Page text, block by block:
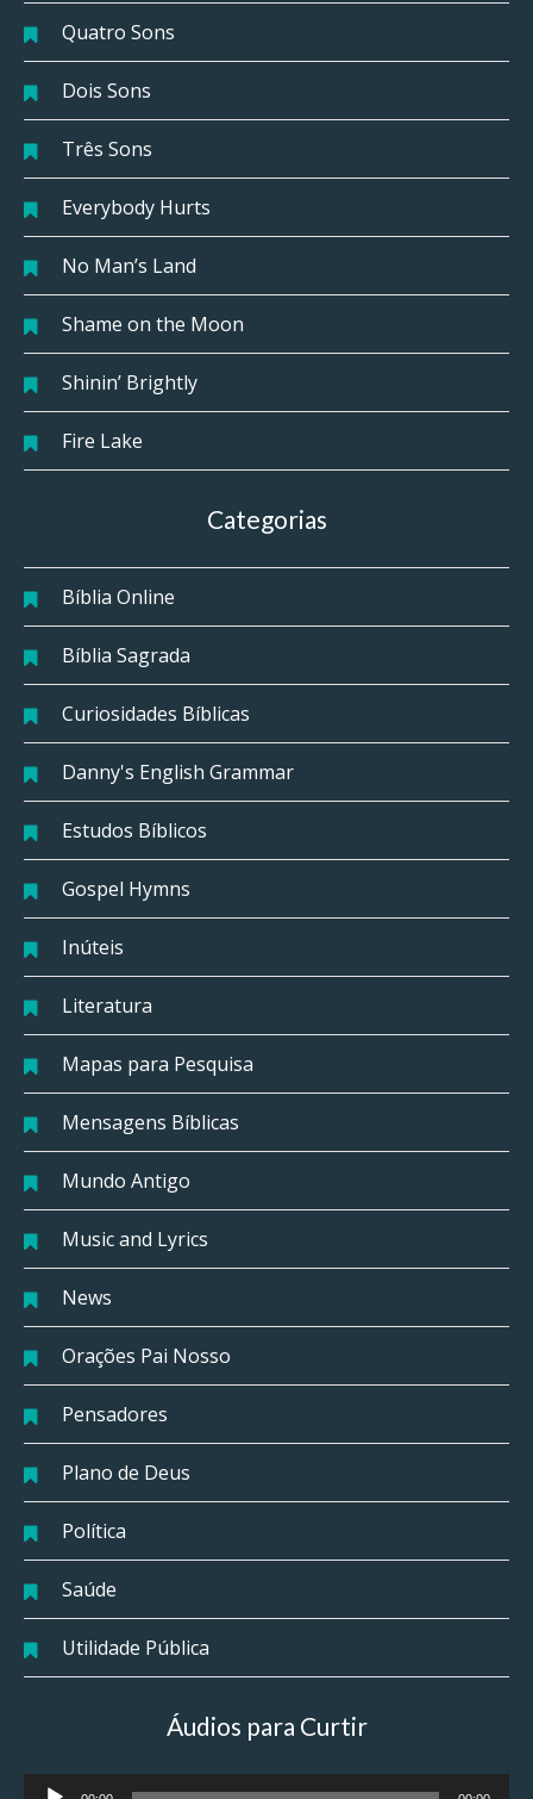
Quatro Sons
Dois Sons
Três Sons
Everybody Hurts
No Man’s Land
Shame on the Moon
Shinin’ Brightly
Fire Lake
Categorias
Bíblia Online
Bíblia Sagrada
Curiosidades Bíblicas
Danny's English Grammar
Estudos Bíblicos
Gospel Hymns
Inúteis
Literatura
Mapas para Pesquisa
Mensagens Bíblicas
Mundo Antigo
Music and Lyrics
News
Orações Pai Nosso
Pensadores
Plano de Deus
Política
Saúde
Utilidade Pública
Áudios para Curtir
Tocador